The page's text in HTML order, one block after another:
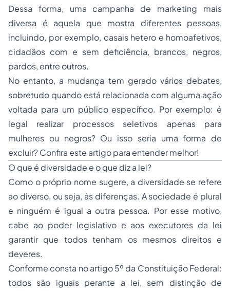
Dessa forma, uma campanha de marketing mais
diversa é aquela que mostra diferentes pessoas,
incluindo, por exemplo, casais hetero e homoafetivos,
cidadãos com e sem deficiência, brancos, negros,
pardos, entre outros.
No entanto, a mudança tem gerado vários debates,
sobretudo quando está relacionada com alguma ação
voltada para um público específico. Por exemplo: é
legal realizar processos seletivos apenas para
mulheres ou negros? Ou isso seria uma forma de
excluir? Confira este artigo para entender melhor!
O que é diversidade e o que diz a lei?
Como o próprio nome sugere, a diversidade se refere
ao diverso, ou seja, às diferenças. A sociedade é plural
e ninguém é igual a outra pessoa. Por esse motivo,
cabe ao poder legislativo e aos executores da lei
garantir que todos tenham os mesmos direitos e
deveres.
Conforme consta no artigo 5º da Constituição Federal:
todos são iguais perante a lei, sem distinção de